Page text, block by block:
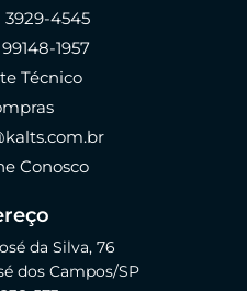
3929-4545
99148-1957
Técnico
Conosco
da Silva, 76
dos Campos/SP